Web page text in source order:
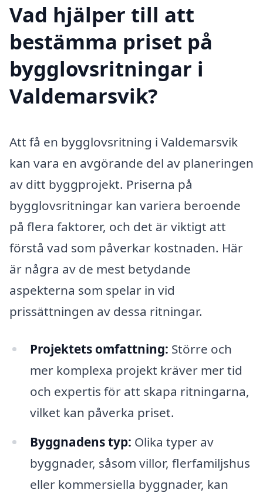
Vad hjälper till att
bestämma priset på
bygglovsritningar i
Valdemarsvik?
Att få en bygglovsritning i Valdemarsvik
kan vara en avgörande del av planeringen
av ditt byggprojekt. Priserna på
bygglovsritningar kan variera beroende
på flera faktorer, och det är viktigt att
förstå vad som påverkar kostnaden. Här
är några av de mest betydande
aspekterna som spelar in vid
prissättningen av dessa ritningar.
Projektets omfattning: Större och
mer komplexa projekt kräver mer tid
och expertis för att skapa ritningarna,
vilket kan påverka priset.
Byggnadens typ: Olika typer av
byggnader, såsom villor, flerfamiljshus
eller kommersiella byggnader, kan